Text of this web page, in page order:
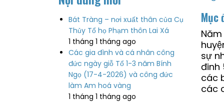
Bát Tràng – nơi xuất thân của Cụ
Thủy Tổ họ Phạm thôn Lai Xá
1 tháng 1 tháng ago
Các gia đình và cá nhân công
đức ngày giỗ Tổ 1-3 năm Bính
Ngọ (17-4-2026) và công đức
làm Am hoá vàng
1 tháng 1 tháng ago
Mục
sự
đinh
các
các